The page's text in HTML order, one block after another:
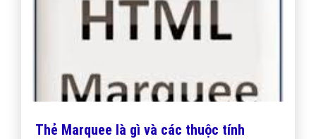
Thẻ Marquee là gì và các thuộc tính